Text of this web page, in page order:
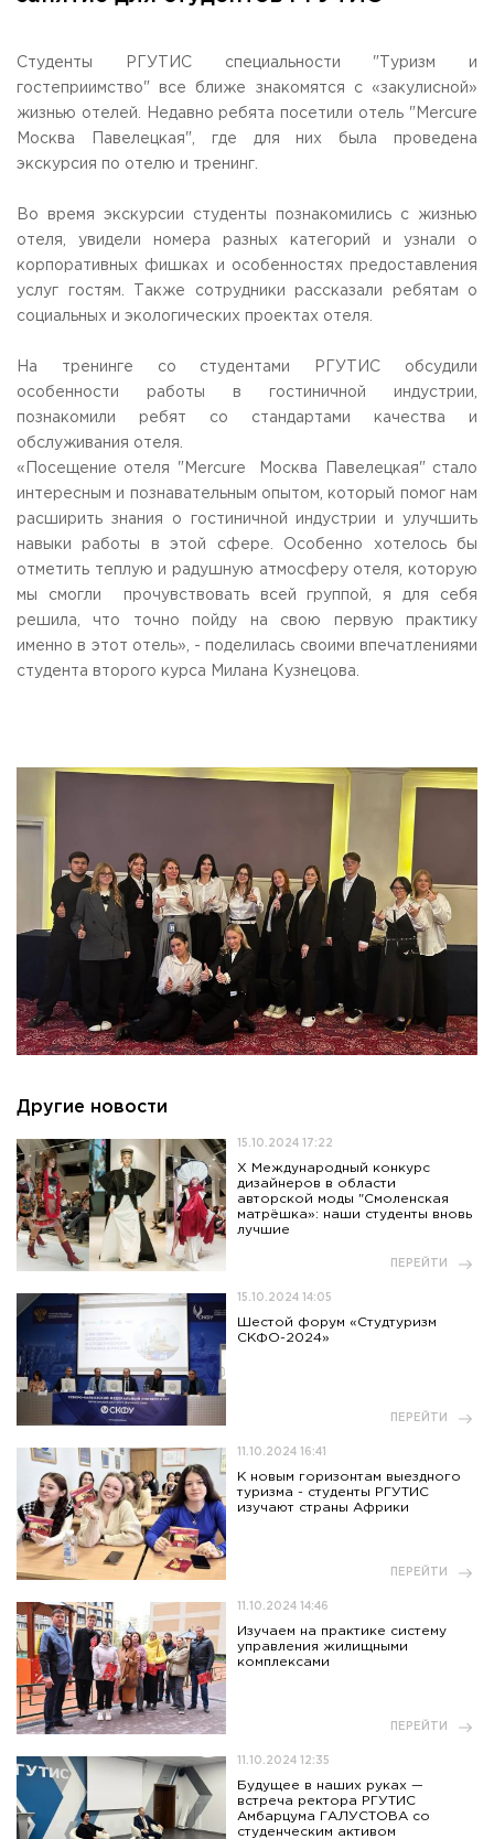
Общежитие / Кампус РГУТИС
Контакты
Научная деятельность
Дополнительное образование
Федеральное учебно-методическое объединение в
системе ВО
Федеральное учебно-методическое объединение в
системе СПО
Профком
Конкурс ППС
ЗАКАЗАТЬ ОБРАТНЫЙ ЗВОНОК
АДРЕС
141221, Московская обл., Городской округ
+7 (495) 940 83 58 - Приемная комиссия
E-MAIL
priem@rguts.ru - Приемная комиссия
ГРАФИК И РЕЖИМ РАБОТЫ
пн-чт: с 09:00 до 18:00;
сб-вс: выходной
Приемная комиссия
пн-пт: с 10:00 до 17:00;
вс: выходной.
Студенты РГУТИС специальности "Туризм и
гостеприимство" все ближе знакомятся с «закулисной»
жизнью отелей. Недавно ребята посетили отель "Mercure
Москва Павелецкая", где для них была проведена
экскурсия по отелю и тренинг.
Во время экскурсии студенты познакомились с жизнью
отеля, увидели номера разных категорий и узнали о
корпоративных фишках и особенностях предоставления
услуг гостям. Также сотрудники рассказали ребятам о
социальных и экологических проектах отеля.
На тренинге со студентами РГУТИС обсудили
особенности работы в гостиничной индустрии,
познакомили ребят со стандартами качества и
обслуживания отеля.
«Посещение отеля "Mercure Москва Павелецкая" стало
интересным и познавательным опытом, который помог нам
расширить знания о гостиничной индустрии и улучшить
навыки работы в этой сфере. Особенно хотелось бы
отметить теплую и радушную атмосферу отеля, которую
мы смогли прочувствовать всей группой, я для себя
решила, что точно пойду на свою первую практику
именно в этот отель», - поделилась своими впечатлениями
студента второго курса Милана Кузнецова.
Другие новости
15.10.2024 17:22
X Международный конкурс
дизайнеров в области
авторской моды "Смоленская
матрёшка»: наши студенты вновь
лучшие
ПЕРЕЙТИ
15.10.2024 14:05
Шестой форум «Студтуризм
СКФО-2024»
ПЕРЕЙТИ
11.10.2024 16:41
К новым горизонтам выездного
туризма - студенты РГУТИС
изучают страны Африки
ПЕРЕЙТИ
11.10.2024 14:46
Изучаем на практике систему
управления жилищными
комплексами
ПЕРЕЙТИ
11.10.2024 12:35
Будущее в наших руках —
встреча ректора РГУТИС
Амбарцума ГАЛУСТОВА со
студенческим активом